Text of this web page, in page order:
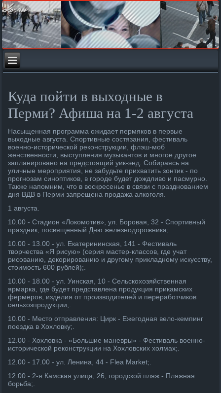
Куда пойти в выходные в
Перми? Афиша на 1-2 августа
Насыщенная программа ожидает пермяков в первые
выходные августа. Спортивные состязания, фестиваль
военно-исторической реконструкции, флэш-моб
женственности, выступления музыкантов и многое другое
запланировано на предстоящий уик-энд. Собираясь на
уличные мероприятия, не забудьте прихватить зонтик - по
прогнозам синоптиков, в городе будет дождливо и пасмурно.
Также напомним, что в воскресенье в связи с празднованием
дня ВДВ в Перми запрещена продажа алкоголя.
1 августа.
10.00 - Стадион «Локомотив», ул. Боровая, 32 - Спортивный
праздник, посвященный Дню железнодорожника;.
10.00 - 13.00 - ул. Екатерининская, 141 - Фестиваль
творчества «Я рисую» (серия мастер-классов, где учат
рисованию, декорированию и другому прикладному искусству,
стоимость 600 рублей);.
10.00 - 18.00 - ул. Уинская, 10 - Сельскохозяйственная
ярмарка, где будет представлена продукция прикамских
фермеров, изделия от производителей и переработчиков
сельхозпродукции;.
10.00 - Место отправления: Цирк - Ежегодная вело-кемпинг
поездка в Хохловку;.
12.00 - Хохловка - «Большие маневры» - Фестиваль военно-
исторической реконструкции на Хохловских холмах;.
12.00 - 17.00 - ул. Ленина, 44 - Flea Market;.
12.00 - 2-я Камская улица, 26, городской пляж - Пляжная
борьба;.